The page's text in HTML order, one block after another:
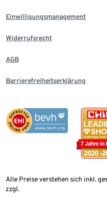
Einwilligungsmanagement
Widerrufsrecht
AGB
Barrierefreiheitserklärung
Alle Preise verstehen sich inkl.
zzgl.